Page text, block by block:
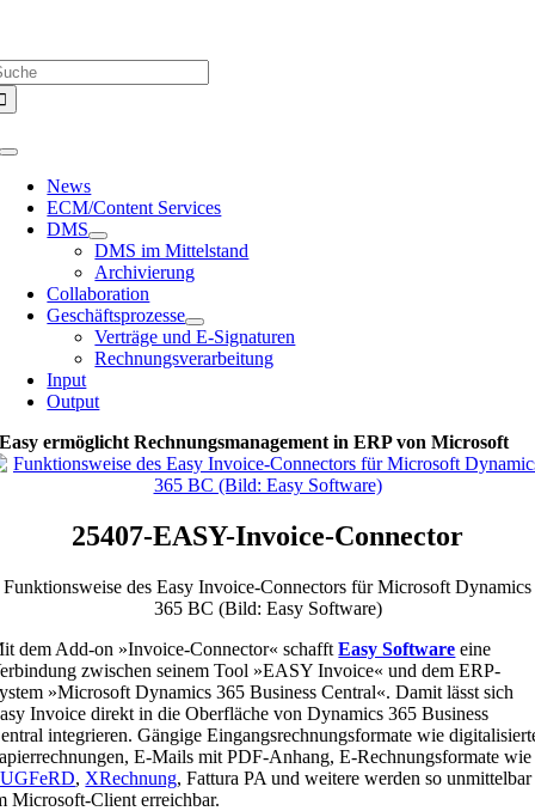
springen
Toggle
Navigation
News
ECM/Content Services
DMS
DMS im Mittelstand
Archivierung
Collaboration
Geschäftsprozesse
Verträge und E-Signaturen
Rechnungsverarbeitung
Input
Output
Easy ermöglicht Rechnungsmanagement in ERP von Microsoft
25407-EASY-Invoice-Connector
Funktionsweise des Easy Invoice-Connectors für Microsoft Dynamics
365 BC (Bild: Easy Software)
dem Add-on »Invoice-Connector« schafftEasy Software eine
zwischen seinem Tool »EASY Invoice« und dem ERP-
»Microsoft Dynamics 365 Business Central«. Damit lässt sich
Invoice direkt in die Oberfläche von Dynamics 365 Business
integrieren. Gängige Eingangsrechnungsformate wie
E-Mails mit PDF-Anhang, E-Rechnungsformate wie
, XRechnung, Fattura PA und weitere werden so unmittelbar
Microsoft-Client erreichbar.